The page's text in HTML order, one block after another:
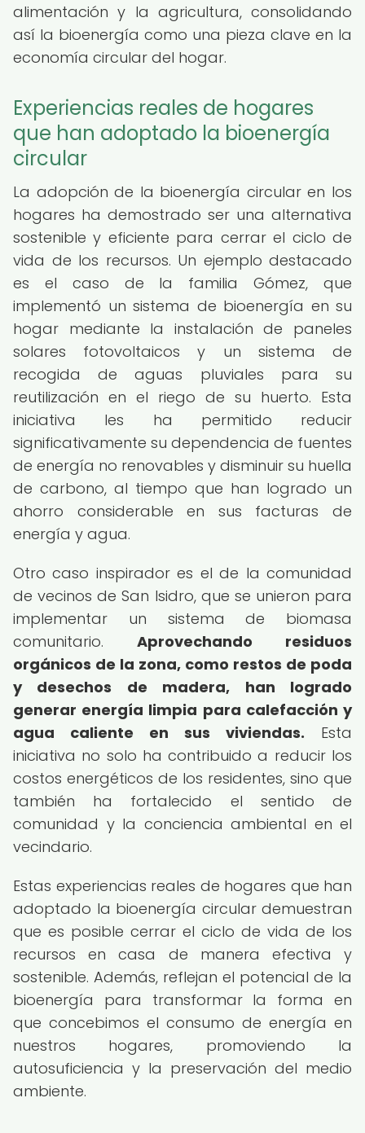
alimentación y la agricultura, consolidando
así la bioenergía como una pieza clave en la
economía circular del hogar.
Experiencias reales de hogares
que han adoptado la bioenergía
circular
La adopción de la bioenergía circular en los
hogares ha demostrado ser una alternativa
sostenible y eficiente para cerrar el ciclo de
vida de los recursos. Un ejemplo destacado
es el caso de la familia Gómez, que
implementó un sistema de bioenergía en su
hogar mediante la instalación de paneles
solares fotovoltaicos y un sistema de
recogida de aguas pluviales para su
reutilización en el riego de su huerto. Esta
iniciativa les ha permitido reducir
significativamente su dependencia de fuentes
de energía no renovables y disminuir su huella
de carbono, al tiempo que han logrado un
ahorro considerable en sus facturas de
energía y agua.
Otro caso inspirador es el de la comunidad
de vecinos de San Isidro, que se unieron para
implementar un sistema de biomasa
comunitario. Aprovechando residuos
orgánicos de la zona, como restos de poda
y desechos de madera, han logrado
generar energía limpia para calefacción y
agua caliente en sus viviendas. Esta
iniciativa no solo ha contribuido a reducir los
costos energéticos de los residentes, sino que
también ha fortalecido el sentido de
comunidad y la conciencia ambiental en el
vecindario.
Estas experiencias reales de hogares que han
adoptado la bioenergía circular demuestran
que es posible cerrar el ciclo de vida de los
recursos en casa de manera efectiva y
sostenible. Además, reflejan el potencial de la
bioenergía para transformar la forma en
que concebimos el consumo de energía en
nuestros hogares, promoviendo la
autosuficiencia y la preservación del medio
ambiente.